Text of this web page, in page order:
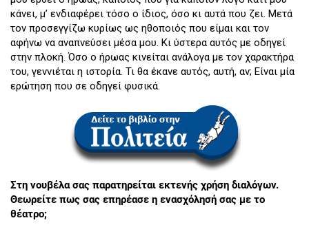
κάνει, μ’ ενδιαφέρει τόσο ο ίδιος, όσο κι αυτά που ζει. Μετά
τον προσεγγίζω κυρίως ως ηθοποιός που είμαι και τον
αφήνω να αναπνεύσει μέσα μου. Κι ύστερα αυτός με οδηγεί
στην πλοκή. Όσο ο ήρωας κινείται ανάλογα με τον χαρακτήρα
του, γεννιέται η ιστορία. Τι θα έκανε αυτός, αυτή, αν; Είναι μία
ερώτηση που σε οδηγεί φυσικά.
Στη νουβέλα σας παρατηρείται εκτενής χρήση διαλόγων.
Θεωρείτε πως σας επηρέασε η ενασχόλησή σας με το
θέατρο;